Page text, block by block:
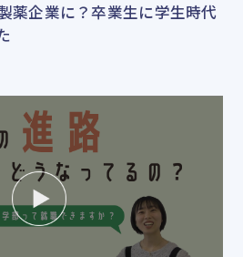
薬企業に？卒業生に学生時代